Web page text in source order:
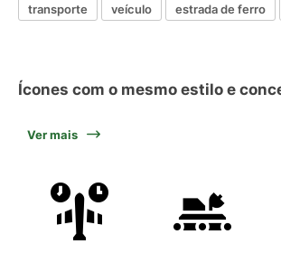
transporte veículo estrada de ferro
Ícones com o mesmo estilo e
Ver mais